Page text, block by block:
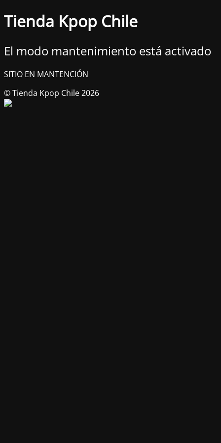
Tienda Kpop Chile
El modo mantenimiento está activado
SITIO EN MANTENCIÓN
© Tienda Kpop Chile 2026